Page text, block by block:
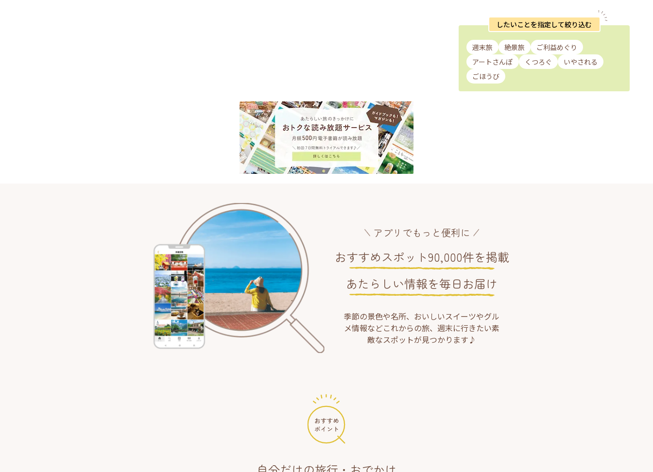
したいことを指定して絞り込む
週末旅 絶景旅
ご利益めぐり
アートさんぽ
くつろぐ
いやされる
ごほうび
アプリでもっと便利に
おすすめスポット90,000件を掲載
あたらしい情報を毎日お届け
季節の景色や名所、おいしいスイーツやグル
メ情報などこれからの旅、週末に行きたい素
敵なスポットが見つかります♪